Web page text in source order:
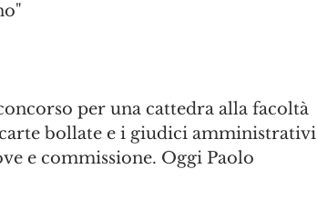
per una cattedra alla facoltà
bollate e i giudici amministrativi
e commissione. Oggi Paolo